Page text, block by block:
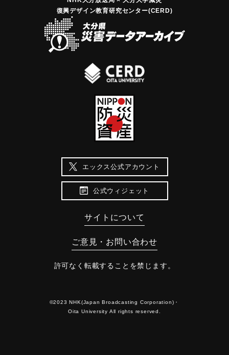
復興デザイン教育研究センター(CERD)
エックス公式アカウント
公式ウィジェット
サイトについて
ご意見・お問い合わせ
許可なく転載することを禁じます。
©2023 NHK(Japan Broadcasting Corporation)・
Oita University All rights reserved.